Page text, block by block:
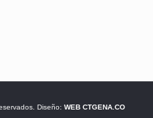
Diseño: WEB CTGENA.CO